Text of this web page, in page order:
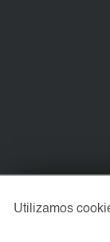
Utilizamos